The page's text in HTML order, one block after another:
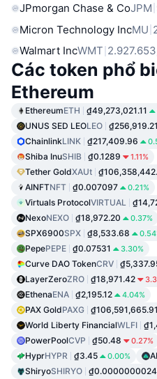
JPmorgan Chase & CoJPM
Micron Technology IncMU
Walmart IncWMT
Các token phổ
Ethereum
EthereumETH ₫49,273,021.11
UNUS SED LEOLEO ₫256,919.21
ChainlinkLINK ₫217,409.96
Shiba InuSHIB ₫0.1289 1.11%
Tether GoldXAUt
AINFTNFT ₫0.007097 0.21%
Virtuals ProtocolVIRTUAL
NexoNEXO ₫18,972.20 0.37%
SPX6900SPX ₫8,533.68
PepePEPE ₫0.07531 3.30%
Curve DAO TokenCRV
LayerZeroZRO ₫18,971.42
EthenaENA ₫2,195.12 4.04%
PAX GoldPAXG ₫106,591,665.91
World Liberty FinancialWLFI
PowerPoolCVP ₫50.48 0.27%
HyprHYPR ₫3.45 0.00%
ShiryoSHIRYO